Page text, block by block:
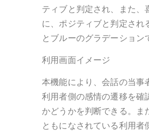
ティブと判定され、また、
に、ポジティブと判定され
とブルーのグラデーション
利用画面イメージ
本機能により、会話の当事
利用者側の感情の遷移を確
かどうかを判断できる。ま
ともになされている利用